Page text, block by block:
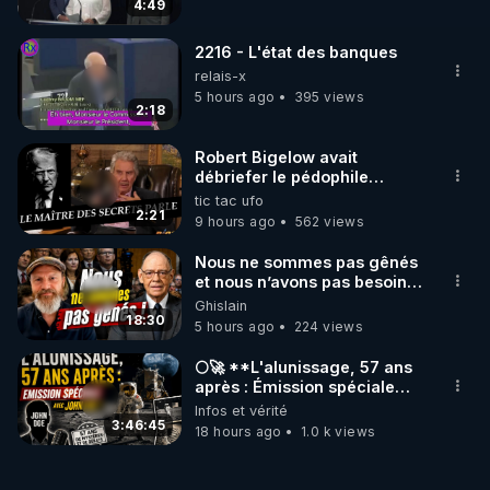
https://crowdbunker.com/v/86dcw9SZ
- SAMEDI 02/12/23 :
Suite de l'article "Les armes bio-nano-
https://crowdbunker.com/v/nCLhQKvh
- JEUDI 07/12/23 :
Présentation des livres et films prouvant/illustrant
les armes bio-nano-électromagnétiques et sujets
https://crowdbunker.com/v/Y1h8b1Mf
- SAMEDI 09/12/23 :
L'article "Les armes bio-nano-électromagnétiques"
(partie 3) :
(+ Bonus : les extraits de film non diffusés lors du
https://crowdbunker.com/v/u4GJ1Cf4
- JEUDI 14/12/23 :
4:49
2:18
2216 - L'état des banques
relais-x
5 hours ago
395 views
2:21
Robert Bigelow avait
débriefer le pédophile
génocidaire de donald j
trump
tic tac ufo
9 hours ago
562 views
18:30
Nous ne sommes pas gênés
et nous n’avons pas besoin
de nous excuser ! #jw
#jehovah #collegecentral
Ghislain
5 hours ago
224 views
3:46:45
🌕🚀 **L'alunissage, 57 ans
après : Émission spéciale
avec John Doe !** 👨 🚀✨
Infos et vérité
18 hours ago
1.0 k views